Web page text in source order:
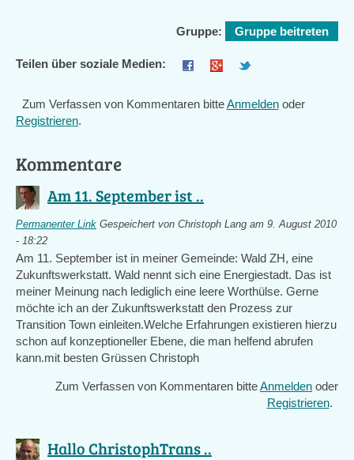
Gruppe: Gruppe beitreten
Teilen über soziale Medien:
Zum Verfassen von Kommentaren bitteAnmeldenoder
Registrieren.
Kommentare
Am 11. September ist ..
Permanenter Link Gespeichert von Christoph Lang am 9. August 2010
- 18:22
Am 11. September ist in meiner Gemeinde: Wald ZH, eine
Zukunftswerkstatt. Wald nennt sich eine Energiestadt. Das ist
meiner Meinung nach lediglich eine leere Worthülse. Gerne
möchte ich an der Zukunftswerkstatt den Prozess zur
Transition Town einleiten.Welche Erfahrungen existieren hierzu
schon auf konzeptioneller Ebene, die man helfend abrufen
kann.mit besten Grüssen Christoph
Zum Verfassen von Kommentaren bitteAnmelden oder
Registrieren.
Hallo ChristophTrans ..